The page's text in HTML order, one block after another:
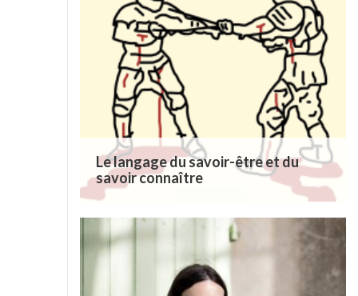
Le langage du savoir-être et du
savoir connaître